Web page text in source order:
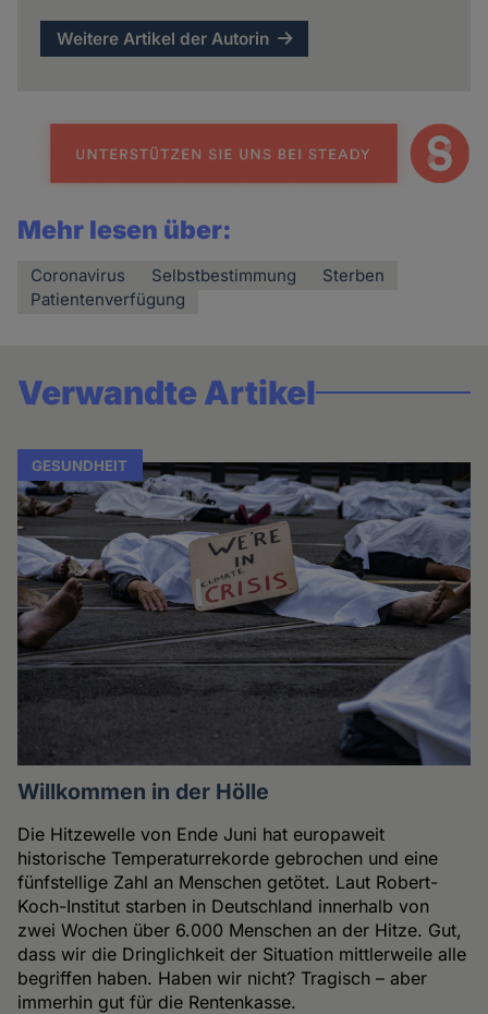
Weitere Artikel der Autorin
Mehr lesen über:
Coronavirus Selbstbestimmung
Sterben
Patientenverfügung
Verwandte Artikel
GESUNDHEIT
Willkommen in der Hölle
Die Hitzewelle von Ende Juni hat europaweit
historische Temperaturrekorde gebrochen und eine
fünfstellige Zahl an Menschen getötet. Laut Robert-
Koch-Institut starben in Deutschland innerhalb von
zwei Wochen über 6.000 Menschen an der Hitze. Gut,
dass wir die Dringlichkeit der Situation mittlerweile alle
begriffen haben. Haben wir nicht? Tragisch – aber
immerhin gut für die Rentenkasse.